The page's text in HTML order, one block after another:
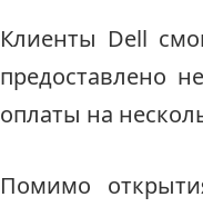
Клиенты Dell
предоставлено
оплаты на
Помимо